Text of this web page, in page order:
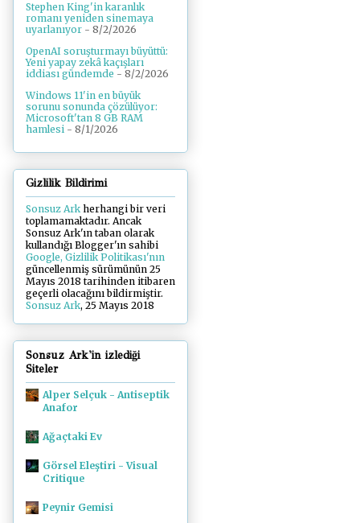
Stephen King'in karanlık
romanı yeniden sinemaya
uyarlanıyor - 8/2/2026
OpenAI soruşturmayı büyüttü:
Yeni yapay zekâ kaçışları
iddiası gündemde - 8/2/2026
Windows 11'in en büyük
sorunu sonunda çözülüyor:
Microsoft'tan 8 GB RAM
hamlesi - 8/1/2026
Gizlilik Bildirimi
Sonsuz Arkherhangi bir veri
toplamamaktadır. Ancak
Sonsuz Ark'ın taban olarak
kullandığı Blogger'ın sahibi
Google, Gizlilik Politikası'nın
güncellenmiş sürümünün 25
Mayıs 2018 tarihinden itibaren
geçerli olacağını bildirmiştir.
Sonsuz Ark, 25 Mayıs 2018
Sonsuz Ark'in izlediği
Siteler
Alper Selçuk - Antiseptik
Anafor
Ağaçtaki Ev
Görsel Eleştiri - Visual
Critique
Peynir Gemisi